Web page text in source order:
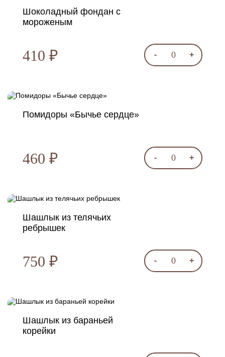
Шоколадный фондан с
мороженым
410 ₽ - 0 +
Помидоры «Бычье сердце»
460 ₽ - 0 +
Шашлык из телячьих
ребрышек
750 ₽ - 0 +
Шашлык из бараньей
корейки